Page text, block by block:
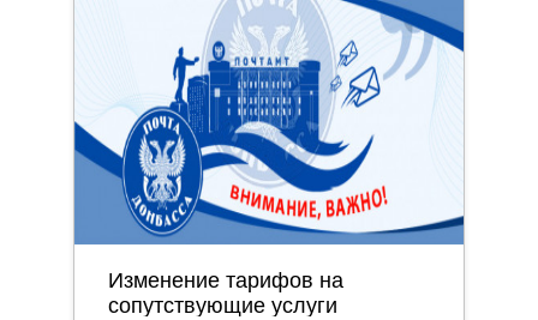
Изменение тарифов на
сопутствующие услуги